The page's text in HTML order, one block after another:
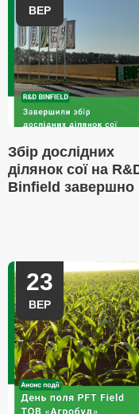
ВЕР
Збір дослідних
ділянок сої на
Binfield завершно
23
ВЕР